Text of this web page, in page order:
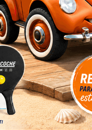
T-ROC (A11, D11)